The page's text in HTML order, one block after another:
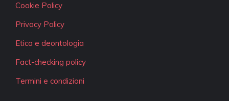
Cookie Policy
Privacy Policy
Etica e deontologia
Fact-checking policy
Termini e condizioni